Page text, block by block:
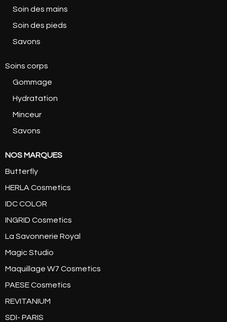
Soin des mains
Soin des pieds
Savons
Soins corps
Gommage
Hydratation
Minceur
Savons
NOS MARQUES
Butterfly
HERLA Cosmetics
IDC COLOR
INGRID Cosmetics
La Savonnerie Royal
Magic Studio
Maquillage W7 Cosmetics
PAESE Cosmetics
REVITANIUM
SDI- PARIS